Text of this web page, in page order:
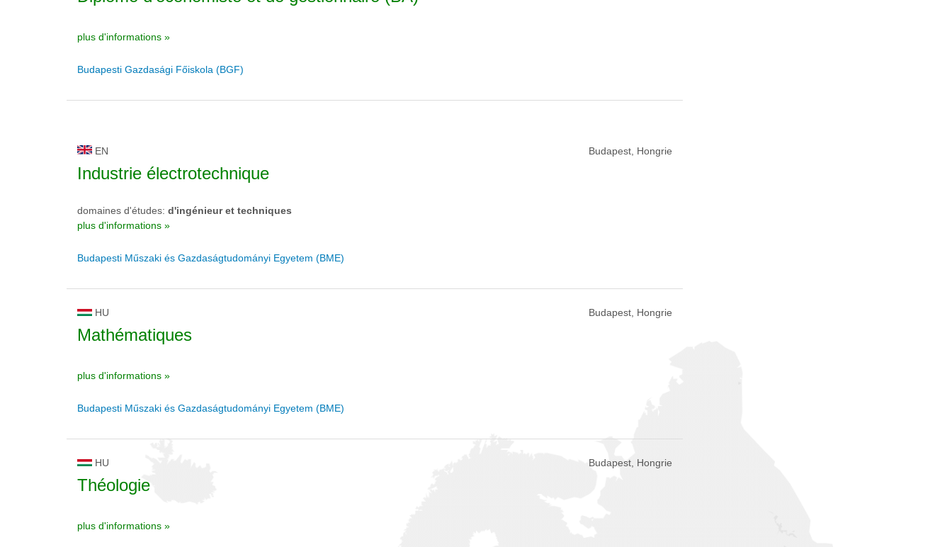
plus d'informations »
Budapesti Gazdasági Főiskola (BGF)
EN Budapest, Hongrie
Industrie électrotechnique
domaines d'études: d'ingénieur et techniques
plus d'informations »
Budapesti Műszaki és Gazdaságtudományi Egyetem (BME)
HU Budapest, Hongrie
Mathématiques
plus d'informations »
Budapesti Műszaki és Gazdaságtudományi Egyetem (BME)
HU Budapest, Hongrie
Théologie
plus d'informations »